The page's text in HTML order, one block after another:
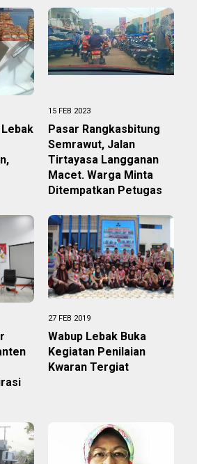
15 FEB 2023
Pasar Rangkasbitung
Semrawut, Jalan
Tirtayasa Langganan
Macet. Warga Minta
Ditempatkan Petugas
27 FEB 2019
Wabup Lebak Buka
Kegiatan Penilaian
Kwaran Tergiat